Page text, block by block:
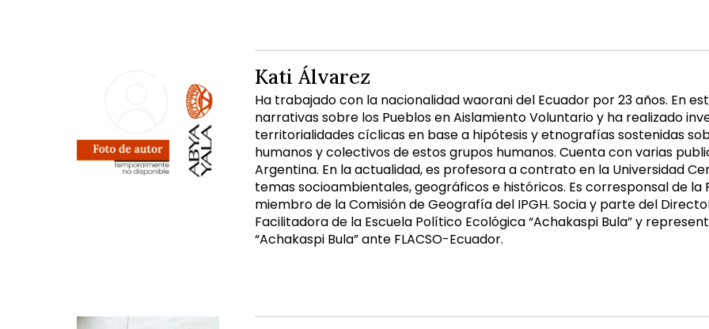
Kati Álvarez
Ha trabajado con la nacionalidad waorani del Ecuador por 23 años. En
narrativas sobre los Pueblos en Aislamiento Voluntario y ha realizado
territorialidades cíclicas en base a hipótesis y etnografías sostenidas
humanos y colectivos de estos grupos humanos. Cuenta con varias
Argentina. En la actualidad, es profesora a contrato en la Universidad
temas socioambientales, geográficos e históricos. Es corresponsal de la
miembro de la Comisión de Geografía del IPGH. Socia y parte del
Facilitadora de la Escuela Político Ecológica “Achakaspi Bula” y
“Achakaspi Bula” ante FLACSO-Ecuador.